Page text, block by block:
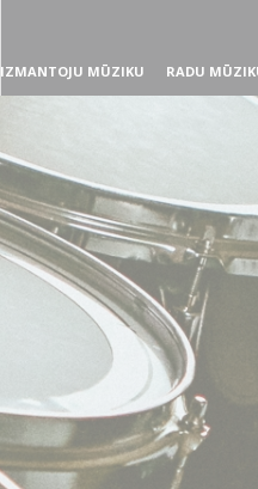
IZMANTOJU MŪZIKU RADU